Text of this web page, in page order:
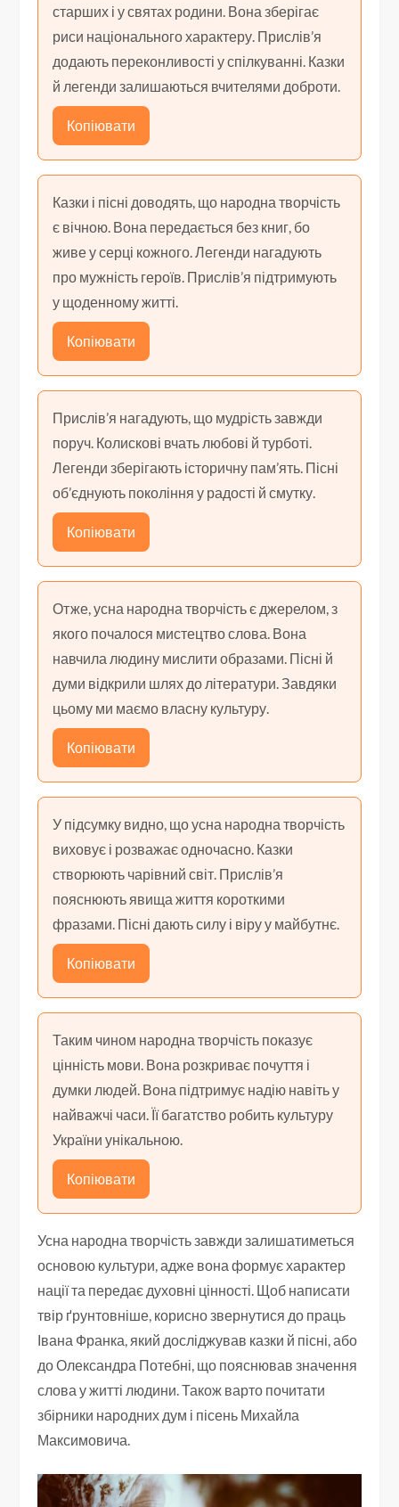
старших і у святах родини. Вона зберігає
риси національного характеру. Прислів’я
додають переконливості у спілкуванні. Казки
й легенди залишаються вчителями доброти.
Копіювати
Казки і пісні доводять, що народна творчість
є вічною. Вона передається без книг, бо
живе у серці кожного. Легенди нагадують
про мужність героїв. Прислів’я підтримують
у щоденному житті.
Копіювати
Прислів’я нагадують, що мудрість завжди
поруч. Колискові вчать любові й турботі.
Легенди зберігають історичну пам’ять. Пісні
об’єднують покоління у радості й смутку.
Копіювати
Отже, усна народна творчість є джерелом, з
якого почалося мистецтво слова. Вона
навчила людину мислити образами. Пісні й
думи відкрили шлях до літератури. Завдяки
цьому ми маємо власну культуру.
Копіювати
У підсумку видно, що усна народна творчість
виховує і розважає одночасно. Казки
створюють чарівний світ. Прислів’я
пояснюють явища життя короткими
фразами. Пісні дають силу і віру у майбутнє.
Копіювати
Таким чином народна творчість показує
цінність мови. Вона розкриває почуття і
думки людей. Вона підтримує надію навіть у
найважчі часи. Її багатство робить культуру
України унікальною.
Копіювати
Усна народна творчість завжди залишатиметься
основою культури, адже вона формує характер
нації та передає духовні цінності. Щоб написати
твір ґрунтовніше, корисно звернутися до праць
Івана Франка, який досліджував казки й пісні, або
до Олександра Потебні, що пояснював значення
слова у житті людини. Також варто почитати
збірники народних дум і пісень Михайла
Максимовича.